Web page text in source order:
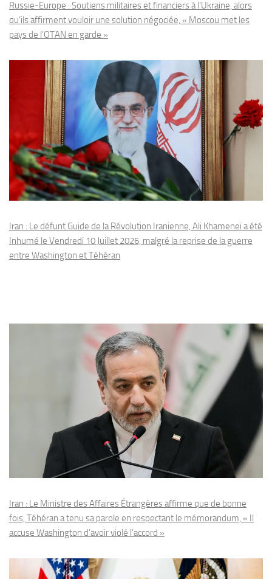
Russie-Europe : Soutiens militaires et financiers à l’Ukraine, alors
qu’ils affirment vouloir une solution négociée, « Moscou met les
pays de l’OTAN en garde »
Iran : Le défunt Guide de la Révolution Iranienne, Ali Khamenei a été
Inhumé le Vendredi 10 Juillet 2026, malgré la reprise de la guerre
entre Washington et Téhéran
Iran : Le Ministre des Affaires Étrangères affirme que de bonne
fois, Téhéran a tenu sa parole en respectant le mémorandum, « Il
accuse Washington d’avoir violé l’accord »